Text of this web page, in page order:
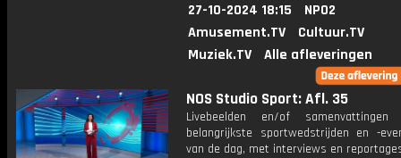
27-10-2024 18:15
NPO2
Amusement.TV
Cultuur.TV
Muziek.TV
Alle afleveringen
NOS Studio Sport: Afl. 35
Livebeelden en/of
belangrijkste sportwedstrijden en -
van de dag, met interviews en